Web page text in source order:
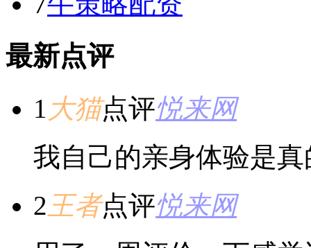
最新点评
1 大猫点评悦来网
我自己的亲身体验是
2 王者点评悦来网